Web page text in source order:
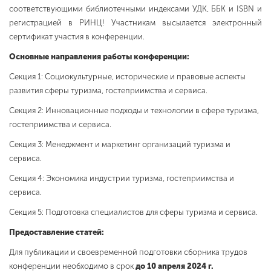
соответствующими библиотечными индексами УДК, ББK и ISBN и
регистрацией в РИНЦ! Участникам высылается электронный
сертификат участия в конференции.
Основные направления работы конференции:
Секция 1: Социокультурные, исторические и правовые аспекты
развития сферы туризма, гостеприимства и сервиса.
Секция 2: Инновационные подходы и технологии в сфере туризма,
гостеприимства и сервиса.
Секция 3: Менеджмент и маркетинг организаций туризма и
сервиса.
Секция 4: Экономика индустрии туризма, гостеприимства и
сервиса.
Секция 5: Подготовка специалистов для сферы туризма и сервиса.
Предоставление статей:
Для публикации и своевременной подготовки сборника трудов
конференции необходимо в срок до 10 апреля 2024 г.